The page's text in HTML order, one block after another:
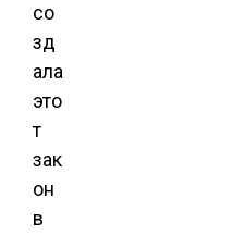
со
зд
ала
это
т
зак
он
в